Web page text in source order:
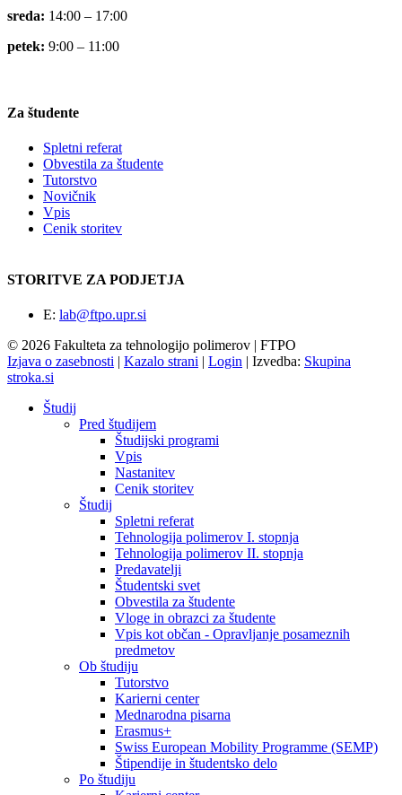
sreda: 14:00 – 17:00
petek: 9:00 – 11:00
Za študente
Spletni referat
Obvestila za študente
Tutorstvo
Novičnik
Vpis
Cenik storitev
STORITVE ZA PODJETJA
E: lab@ftpo.upr.si
© 2026 Fakulteta za tehnologijo polimerov | FTPO
Izjava o zasebnosti
Kazalo strani Login Izvedba: Skupina
stroka.si
Študij
Pred študijem
Študijski programi
Vpis
Nastanitev
Cenik storitev
Študij
Spletni referat
Tehnologija polimerov I. stopnja
Tehnologija polimerov II. stopnja
Predavatelji
Študentski svet
Obvestila za študente
Vloge in obrazci za študente
Vpis kot občan - Opravljanje posameznih
predmetov
Ob študiju
Tutorstvo
Karierni center
Mednarodna pisarna
Erasmus+
Swiss European Mobility Programme (SEMP)
Štipendije in študentsko delo
Po študiju